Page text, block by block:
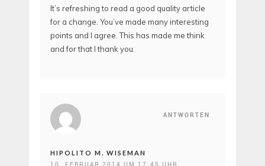
It’s refreshing to read a good quality article
for a change. You’ve made many interesting
points and I agree. This has made me think
and for that I thank you.
ANTWORTEN
HIPOLITO M. WISEMAN
10. FEBRUAR 2014 UM 17:45 UHR